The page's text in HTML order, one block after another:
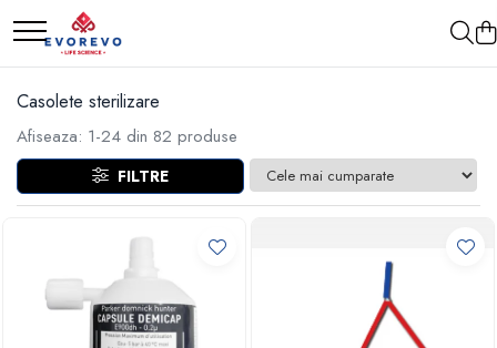
Medical
Nebulizatoare
Concentratoare oxigen
Pulsoximetrie
Pulsoximetre
Cabluri extensie
Capnometre
Metrologie
Termometre
Higrometre
Termohigrometre
Cronometre
Casolete sterilizare
Afiseaza: 1-24 din 82 produse
FILTRE